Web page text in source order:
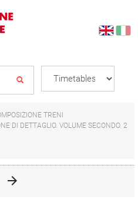
TRENI
DI DETTAGLIO. VOLUME SECONDO. 2